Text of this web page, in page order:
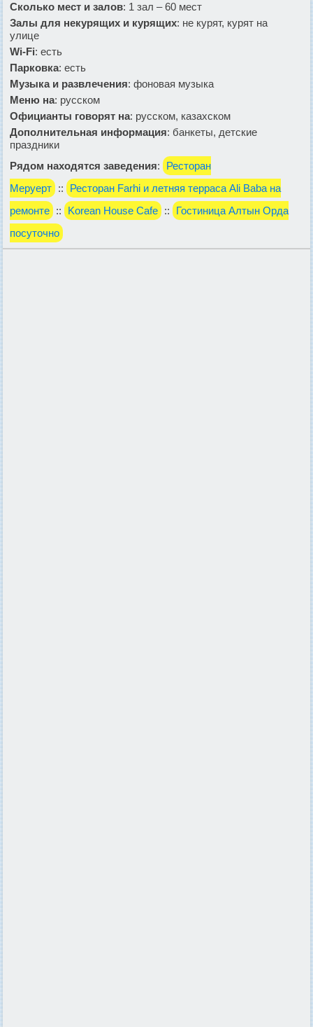
Сколько мест и залов: 1 зал – 60 мест
Залы для некурящих и курящих: не курят, курят на
улице
Wi-Fi: есть
Парковка: есть
Музыка и развлечения: фоновая музыка
Меню на: русском
Официанты говорят на: русском, казахском
Дополнительная информация: банкеты, детские
праздники
Рядом находятся заведения:
Ресторан
Меруерт ::
Ресторан Farhi и летняя терраса Ali Baba на
ремонте :: Korean House Cafe ::
Гостиница Алтын Орда
посуточно